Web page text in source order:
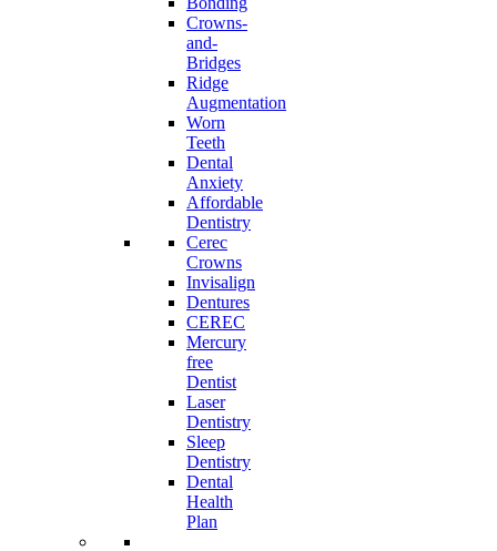
Crowns-
and-
Bridges
Ridge
Augmentation
Worn
Teeth
Dental
Anxiety
Affordable
Dentistry
Cerec
Crowns
Invisalign
Dentures
CEREC
Mercury
free
Dentist
Laser
Dentistry
Sleep
Dentistry
Dental
Health
Plan